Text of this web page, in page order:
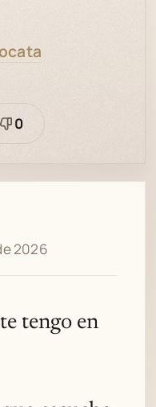
Necesita
0
2026
tengo en